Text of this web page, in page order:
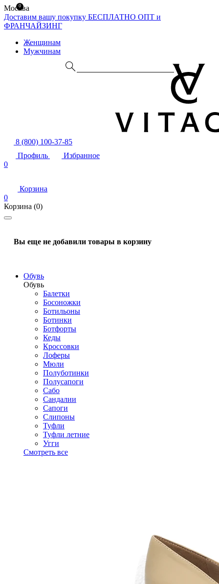
Москва
Доставим вашу покупку БЕСПЛАТНО ОПТ и
ФРАНЧАЙЗИНГ
Женщинам
Мужчинам
8 (800) 100-37-85
Профиль
Избранное
0
Корзина
0
Корзина (0)
Вы еще не добавили товары в корзину
Обувь
Обувь
Балетки
Босоножки
Ботильоны
Ботинки
Ботфорты
Кеды
Кроссовки
Лоферы
Мюли
Полуботинки
Полусапоги
Сабо
Сандалии
Сапоги
Слипоны
Туфли
Туфли летние
Угги
Смотреть все
0